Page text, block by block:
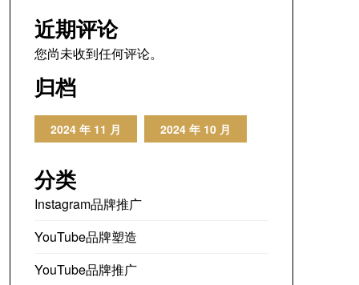
近期评论
您尚未收到任何评论。
归档
2024 年 11 月 2024 年 10 月
分类
Instagram品牌推广
YouTube品牌塑造
YouTube品牌推广